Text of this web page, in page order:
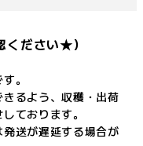
ださい★）
。
るよう、収穫・出荷
ております。
送が遅延する場合が